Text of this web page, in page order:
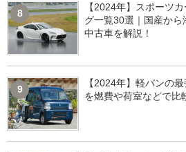
8
【2024年】スポーツ
グ一覧30選｜国産か
中古車を解説！
9
【2024年】軽バンの
を燃費や荷室などで比